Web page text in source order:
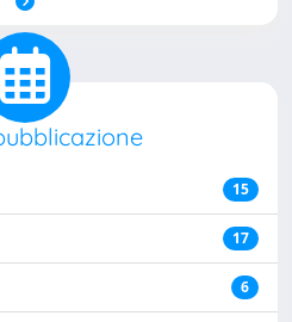
15
17
6